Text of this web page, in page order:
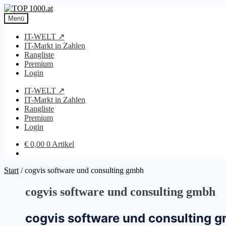
Zur
Navigation
springen
Zum
Inhalt
springen
Menü
IT-WELT ↗
IT-Markt in Zahlen
Rangliste
Premium
Login
IT-WELT ↗
IT-Markt in Zahlen
Rangliste
Premium
Login
€ 0,00 0 Artikel
Start /cogvis software und consulting gmbh
cogvis software und consulting gmbh
cogvis software und consulting